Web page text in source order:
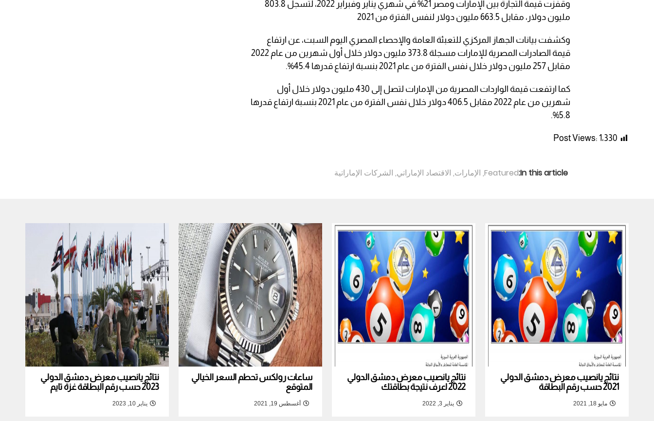
وقفزت قيمة التجارة بين الإمارات ومصر 21% في شهري يناير وفبراير 2022، لتسجل 803.8
مليون دولار، مقابل 663.5 مليون دولار لنفس الفترة من 2021
وكشفت بيانات الجهاز المركزي للتعبئة العامة والإحصاء المصري اليوم السبت، عن ارتفاع
قيمة الصادرات المصرية للإمارات مسجلة 373.8 مليون دولار خلال أول شهرين من عام 2022
مقابل 257 مليون دولار خلال نفس الفترة من عام 2021 بنسبة ارتفاع قدرها 45.4%.
كما ارتفعت قيمة الواردات المصرية من الإمارات لتصل إلى 430 مليون دولار خلال أول
شهرين من عام 2022 مقابل 406.5 دولار خلال نفس الفترة من عام 2021 بنسبة ارتفاع قدرها
5.8%.
Post Views: 1٬330
In this article:
Featured
, الإمارات, الاقتصاد الإماراتي, الشركات الإماراتية
نتائج يانصيب معرض دمشق الدولي
2021 حسب رقم البطاقة
مايو 18, 2021
نتائج يانصيب معرض دمشق الدولي
2022 اعرف نتيجة بطاقتك
يناير 3, 2022
ساعات رولكس تحطم السعر الخيالي
المتوقع
أغسطس 19, 2021
نتائج يانصيب معرض دمشق الدولي
2023 حسب رقم البطاقة غزة تايم
يناير 10, 2023